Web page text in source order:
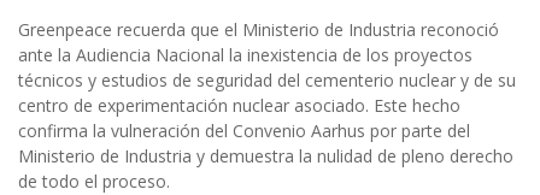
Greenpeace recuerda que el Ministerio de Industria reconoció
ante la Audiencia Nacional la inexistencia de los proyectos
técnicos y estudios de seguridad del cementerio nuclear y de su
centro de experimentación nuclear asociado. Este hecho
confirma la vulneración del Convenio Aarhus por parte del
Ministerio de Industria y demuestra la nulidad de pleno derecho
de todo el proceso.